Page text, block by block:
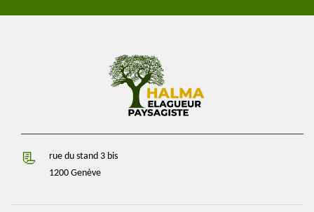
rue du stand 3 bis
1200 Genève